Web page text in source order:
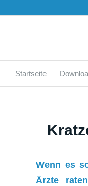
Startseite
Wenn es
Ärzte